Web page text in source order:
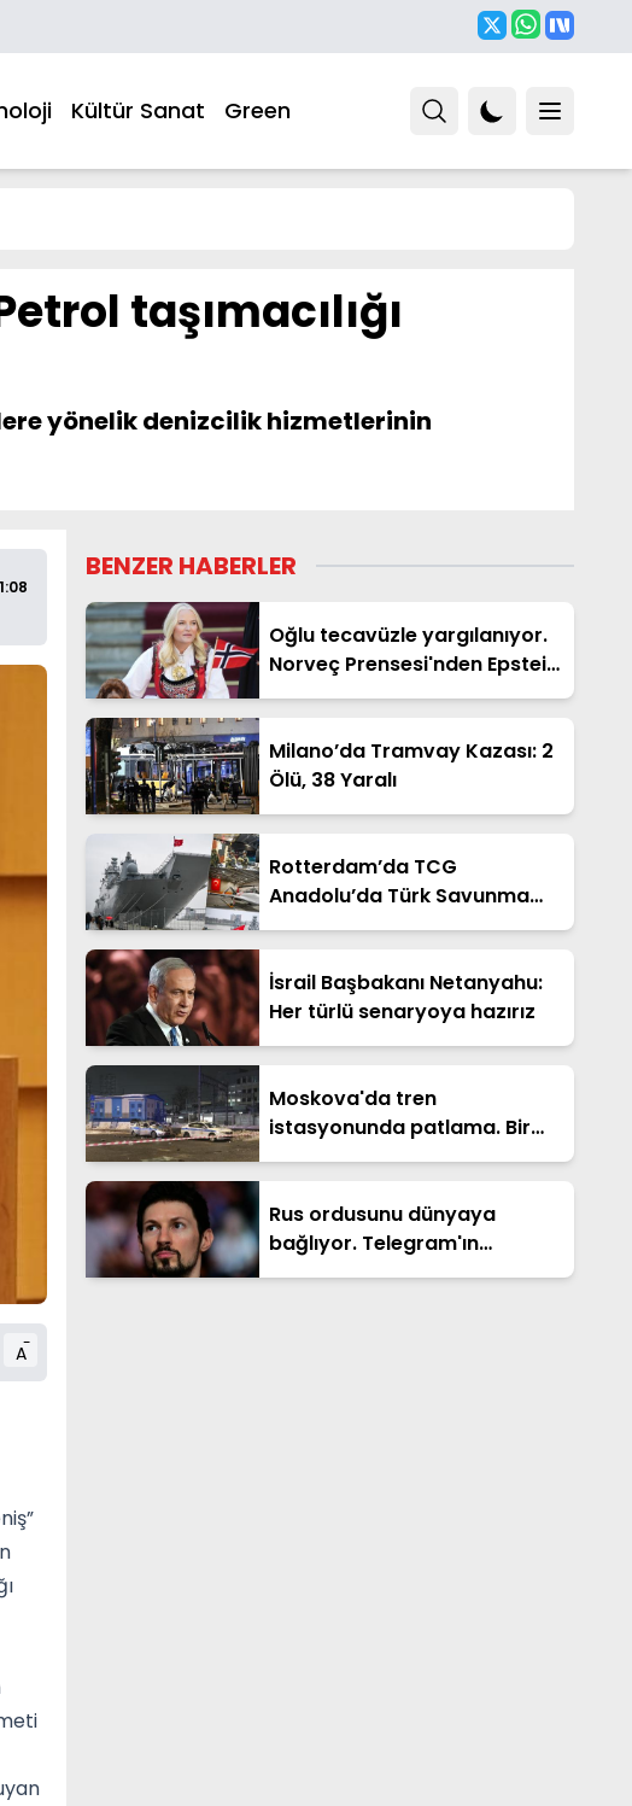
Kültür Sanat Green
taşımacılığı
yönelik denizcilik hizmetlerinin
A-
BENZER HABERLER
Oğlu tecavüzle yargılanıyor.
Norveç Prensesi'nden Epstein
itirafı
Milano’da Tramvay Kazası: 2
Ölü, 38 Yaralı
Rotterdam’da TCG
Anadolu’da Türk Savunma
Sanayi Fuarı
İsrail Başbakanı Netanyahu:
Her türlü senaryoya hazırız
Moskova'da tren
istasyonunda patlama. Bir
polis öldü
Rus ordusunu dünyaya
bağlıyor. Telegram'ın
kurucusuna ceza